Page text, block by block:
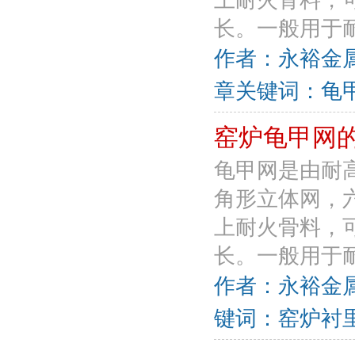
长。一般用于
作者：永裕
章关键词：龟
窑炉龟甲网
龟甲网是由耐
角形立体网，
上耐火骨料，
长。一般用于
作者：永裕
键词：窑炉衬